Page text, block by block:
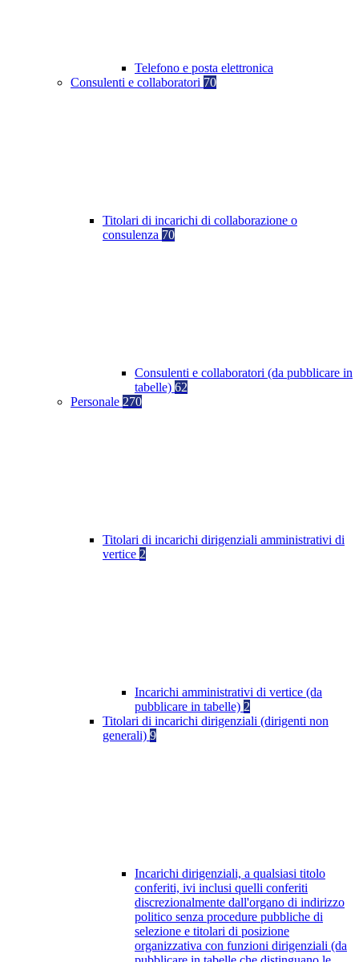
Telefono e posta elettronica
Consulenti e collaboratori 70
Titolari di incarichi di collaborazione o
consulenza 70
Consulenti e collaboratori (da pubblicare in
tabelle) 62
Personale 270
Titolari di incarichi dirigenziali amministrativi di
vertice 2
Incarichi amministrativi di vertice (da
pubblicare in tabelle) 2
Titolari di incarichi dirigenziali (dirigenti non
generali) 9
Incarichi dirigenziali, a qualsiasi titolo
conferiti, ivi inclusi quelli conferiti
discrezionalmente dall'organo di indirizzo
politico senza procedure pubbliche di
selezione e titolari di posizione
organizzativa con funzioni dirigenziali (da